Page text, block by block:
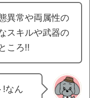
異常や両属性の
スキルや武器の
ころ!!
!なん